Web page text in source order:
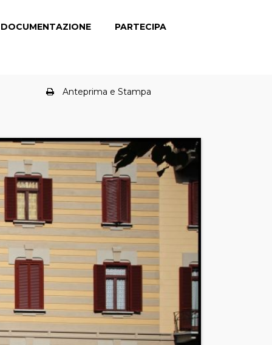
DOCUMENTAZIONE PARTECIPA
Anteprima e Stampa